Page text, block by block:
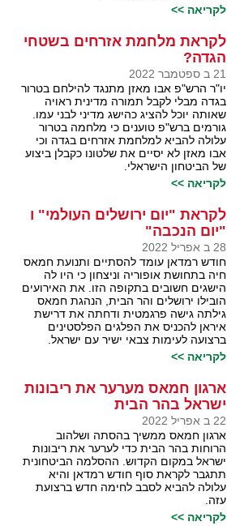
לקריאה >>
לקראת מלחמת אזרחים בשטחי
הגדה?
21 ב ספטמבר 2022
יו"ר הרש"פ אבו מאזן מתנגד להילחם בטרור
בגדה מבלי לקבל תמורה מדינית ראויה
שאותה יוכל להציג כהישג מדיני לבני עמו.
גורמים ברש"פ טוענים כי מלחמה בטרור
עלולה להביא למלחמת אזרחים בגדה וכי
אבו מאזן לא יסיים את שלטונו כקבלן ביצוע
של הביטחון הישראלי.
לקריאה >>
לקראת "יום ירושלים העולמי" ו
"יום הנכבה"
28 ב אפריל 2022
חודש רמדאן עומד להסתיים ותנועת חמאס
חיה בתחושת אופוריה וניצחון כי היו לה
הישגים חשובים בתקופה הזו. את האירועים
הובילו ירושלים והר הבית, הנהגת חמאס
גילתה גישה פרגמטית ודחתה את דרישת
איראן להכניס את הפלגים הפלסטינים
ברצועה לעימות צבאי ישיר עם ישראל.
לקריאה >>
ארגון חמאס מערער את ריבונות
ישראל בהר הבית
22 ב אפריל 2022
ארגון חמאס ממשיך בהסתה ושלהוב
הרוחות בהר הבית כדי לערער את ריבונות
ישראל במקום הקדוש. ההסלמה הביטחונית
תתגבר לקראת סוף חודש רמדאן והיא
עלולה להביא לסבב לחימה חדש ברצועת
עזה.
לקריאה >>